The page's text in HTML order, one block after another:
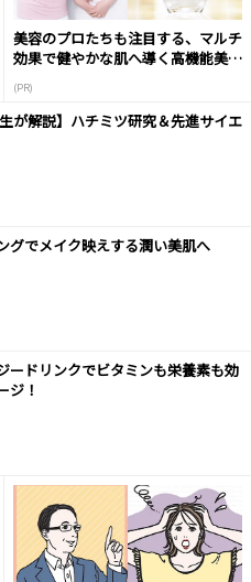
美容のプロたちも注目する、マルチ
効果で健やかな肌へ導く高機能美容
(PR)
生が解説】ハチミツ研究＆先進サイエ
グでメイク映えする潤い美肌へ
ードリンクでビタミンも栄養素も効
ジ！